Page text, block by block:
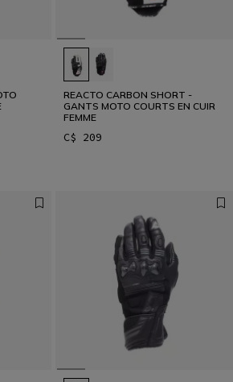
REACTO CARBON SHORT -
GANTS MOTO COURTS EN CUIR
FEMME
C$ 209